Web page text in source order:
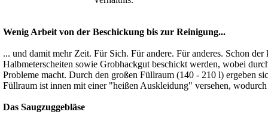
Wenig Arbeit von der Beschickung bis zur Reinigung...
... und damit mehr Zeit. Für Sich. Für andere. Für anderes. Schon
Halbmeterscheiten sowie Grobhackgut beschickt werden, wobei
Probleme macht. Durch den großen Füllraum (140 - 210 l) ergeben
Füllraum ist innen mit einer "heißen Auskleidung" versehen,
Das Saugzuggebläse